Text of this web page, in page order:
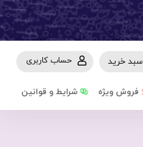
حساب کاربری سبد خرید
شرایط و قوانین فروش ویژه